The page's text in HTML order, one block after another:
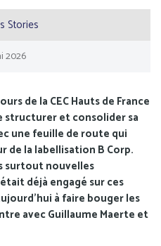
Stories
2026
de la CEC Hauts de France
structurer et consolider sa
une feuille de route qui
la labellisation B Corp.
surtout nouvelles
déjà engagé sur ces
à faire bouger les
avec Guillaume Maerte et